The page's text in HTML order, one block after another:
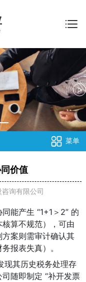
>
菜单
价值
询有限公司
能产生 “1+1＞2” 的
算不规范），可由
案则需审计确认其
报表失真）。
现其历史税务处理存
随即制定 “补开发票